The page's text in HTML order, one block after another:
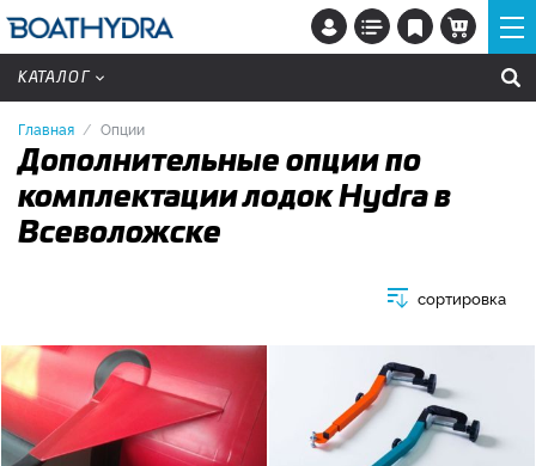
КАТАЛОГ
Главная Опции
Дополнительные опции по
комплектации лодок Hydra в
Всеволожске
сортировка